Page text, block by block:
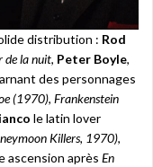
distribution : Rod
de la nuit, Peter Boyle,
des personnages
(1970), Frankenstein
le latin lover
Killers, 1970),
ascension après En